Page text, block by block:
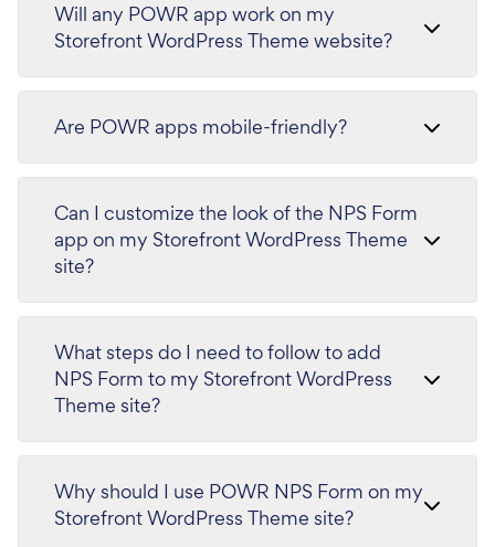
Will any POWR app work on my
Storefront WordPress Theme website?
Are POWR apps mobile-friendly?
Can I customize the look of the NPS Form
app on my Storefront WordPress Theme
site?
What steps do I need to follow to add
NPS Form to my Storefront WordPress
Theme site?
Why should I use POWR NPS Form on my
Storefront WordPress Theme site?